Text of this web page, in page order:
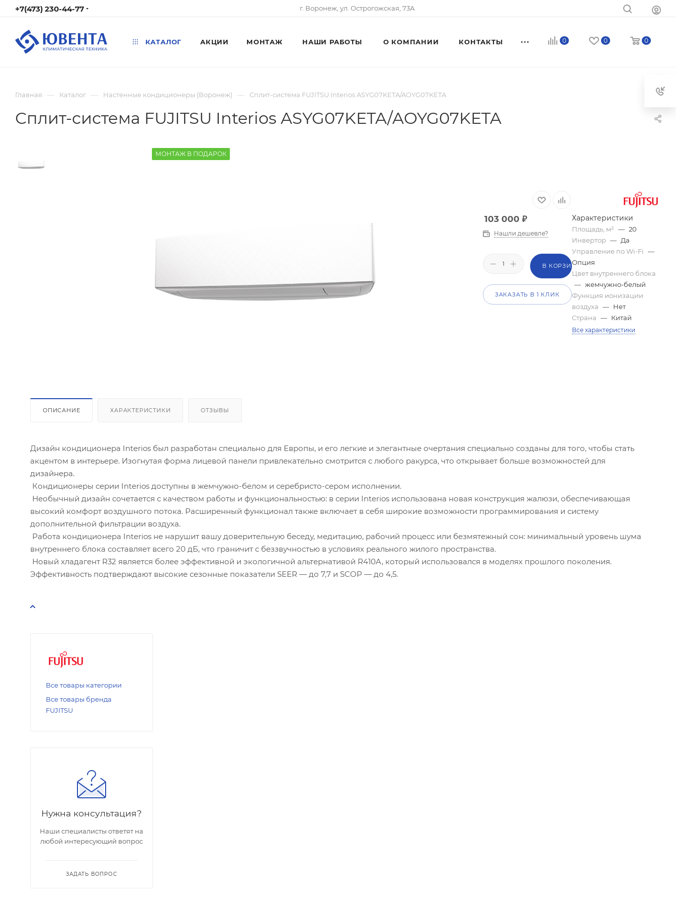
+7(473) 230-44-77 г. Воронеж, ул. Острогожская, 73А
0 0 0
КАТАЛОГ АКЦИИ МОНТАЖ НАШИ РАБОТЫ О КОМПАНИИ КОНТАКТЫ
Главная — Каталог — Настенные кондиционеры (Воронеж) — Сплит-система FUJITSU Interios ASYG07KETA/AOYG07KETA
Сплит-система FUJITSU Interios ASYG07KETA/AOYG07KETA
МОНТАЖ В ПОДАРОК
103 000 ₽
Нашли дешевле?
В КОРЗИНУ
ЗАКАЗАТЬ В 1 КЛИК
Характеристики
Площадь, м² — 20
Инвертор — Да
Управление по Wi-Fi
—
Опция
Цвет внутреннего блока
— жемчужно-белый
Функция ионизации
воздуха — Нет
Страна — Китай
Все характеристики
ОПИСАНИЕ ХАРАКТЕРИСТИКИ ОТЗЫВЫ
Дизайн кондиционера Interios был разработан специально для Европы, и его легкие и элегантные очертания специально созданы для того, чтобы стать
акцентом в интерьере. Изогнутая форма лицевой панели привлекательно смотрится с любого ракурса, что открывает больше возможностей для
дизайнера.
Кондиционеры серии Interios доступны в жемчужно-белом и серебристо-сером исполнении.
Необычный дизайн сочетается с качеством работы и функциональностью: в серии Interios использована новая конструкция жалюзи, обеспечивающая
высокий комфорт воздушного потока. Расширенный функционал также включает в себя широкие возможности программирования и систему
дополнительной фильтрации воздуха.
Работа кондиционера Interios не нарушит вашу доверительную беседу, медитацию, рабочий процесс или безмятежный сон: минимальный уровень шума
внутреннего блока составляет всего 20 дБ, что граничит с беззвучностью в условиях реального жилого пространства.
Новый хладагент R32 является более эффективной и экологичной альтернативой R410A, который использовался в моделях прошлого поколения.
Эффективность подтверждают высокие сезонные показатели SEER — до 7,7 и SCOP — до 4,5.
Все товары категории
Все товары бренда
FUJITSU
Нужна консультация?
Наши специалисты ответят на
любой интересующий вопрос
ЗАДАТЬ ВОПРОС
Количество компьютеров
Количество телевизоров
Расчётная мощность охлаждения: 2.53кВт
Рекомендуемый диапазон мощности: 2.40- 2.91кВт